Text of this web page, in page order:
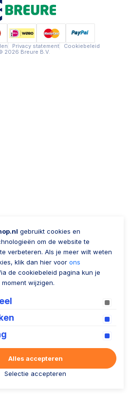
Privacy statement
Cookiebeleid
2026 Breure B.V.
gebruikt cookies en
om de website te
verbeteren. Als je meer wilt weten
klik dan hier voor ons
de cookiebeleid pagina kun je
wijzigen.
Selectie accepteren
Alles accepteren